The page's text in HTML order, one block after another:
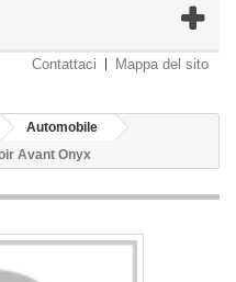
Contattaci Mappa del sito
Automobile
Avant Onyx